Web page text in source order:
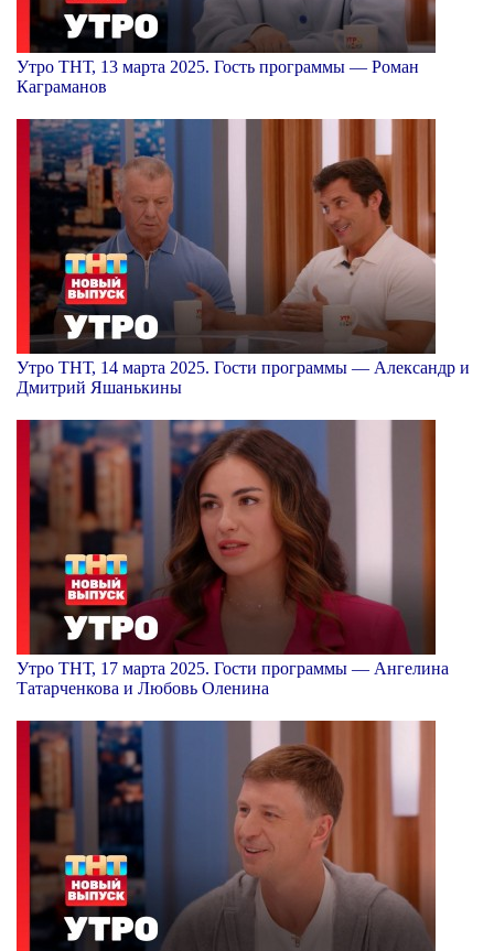
Утро ТНТ, 13 марта 2025. Гость программы — Роман
Каграманов
Утро ТНТ, 14 марта 2025. Гости программы — Александр и
Дмитрий Яшанькины
Утро ТНТ, 17 марта 2025. Гости программы — Ангелина
Татарченкова и Любовь Оленина